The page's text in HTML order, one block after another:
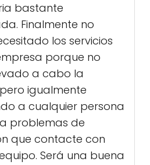
bastante
Finalmente no
los servicios
porque no
a cabo la
igualmente
a cualquier persona
problemas de
que contacte con
Será una buena